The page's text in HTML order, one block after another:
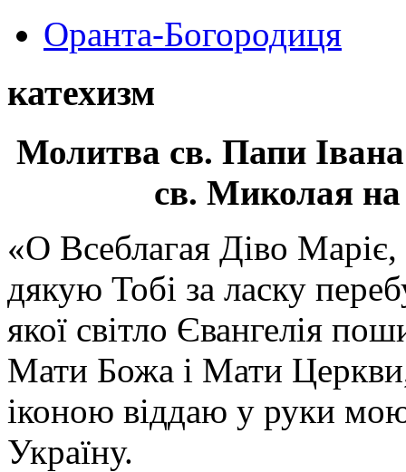
Оранта-Богородиця
катехизм
Молитва св. Папи
св. Миколая на
«О Всеблагая Діво
дякую Тобі за ласку
якої світло Євангелія
Мати Божа і Мати
іконою віддаю у руки
Україну.